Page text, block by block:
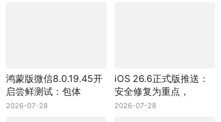
鸿蒙版微信8.0.19.45开
启尝鲜测试：包体
425.8MB，修复已知问
2026-07-28
iOS 26.6正式版推送：
安全修复为重点，
Spotlight体验或有优化
2026-07-28